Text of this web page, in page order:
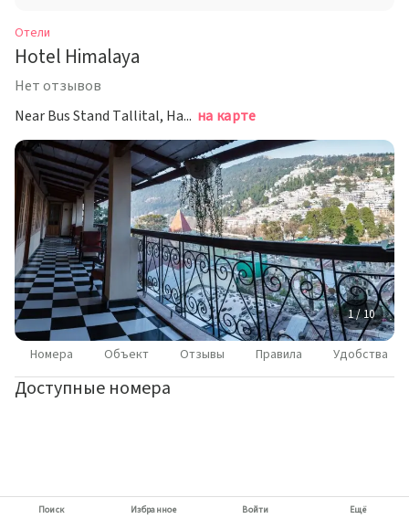
Отели
Hotel Himalaya
Нет отзывов
Near Bus Stand Tallital, Наинитал на карте
1 / 10
Номера Объект Отзывы Правила Удобства
Доступные номера
Поиск Избранное Войти Ещё